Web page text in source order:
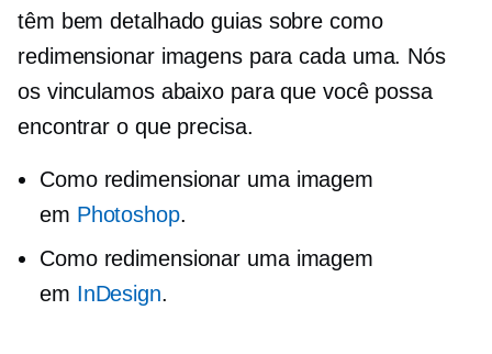
têm bem detalhado guias sobre como
redimensionar imagens para cada uma. Nós
os vinculamos abaixo para que você possa
encontrar o que precisa.
Como redimensionar uma imagem
em Photoshop.
Como redimensionar uma imagem
em InDesign.